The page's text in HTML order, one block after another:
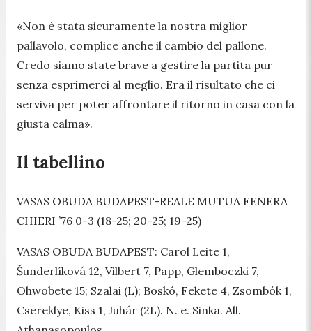
«Non è stata sicuramente la nostra miglior
pallavolo, complice anche il cambio del pallone.
Credo siamo state brave a gestire la partita pur
senza esprimerci al meglio. Era il risultato che ci
serviva per poter affrontare il ritorno in casa con la
giusta calma».
Il tabellino
VASAS OBUDA BUDAPEST-REALE MUTUA FENERA
CHIERI ’76 0-3 (18-25; 20-25; 19-25)
VASAS OBUDA BUDAPEST: Carol Leite 1,
Šunderlíková 12, Vilbert 7, Papp, Glemboczki 7,
Ohwobete 15; Szalai (L); Boskó, Fekete 4, Zsombók 1,
Csereklye, Kiss 1, Juhár (2L). N. e. Sinka. All.